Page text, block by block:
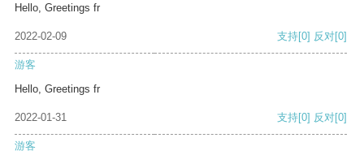
Hello, Greetings fr
2022-02-09 支持[0] 反对[0]
游客
Hello, Greetings fr
2022-01-31 支持[0] 反对[0]
游客